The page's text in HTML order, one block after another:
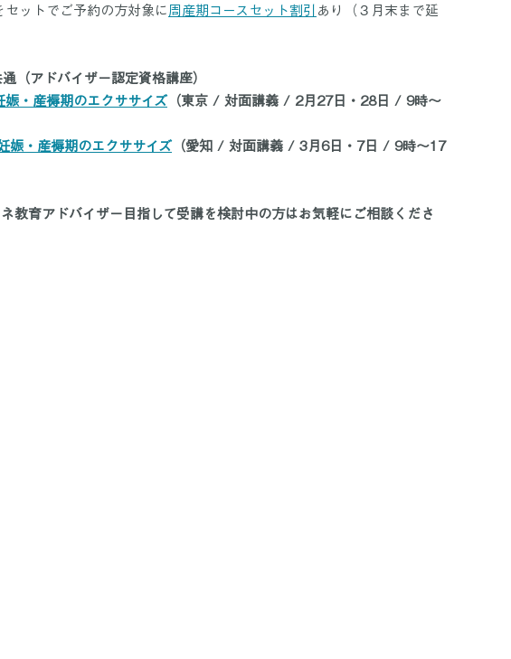
ットでご予約の方対象に 周産期コースセット割引 あり（３月末まで延
（アドバイザー認定資格講座）
・産褥期のエクササイズ （東京 / 対面講義 / 2月27日・28日 / 9時～
娠・産褥期のエクササイズ （愛知 / 対面講義 / 3月6日・7日 / 9時～17
教育アドバイザー目指して受講を検討中の方はお気軽にご相談くださ